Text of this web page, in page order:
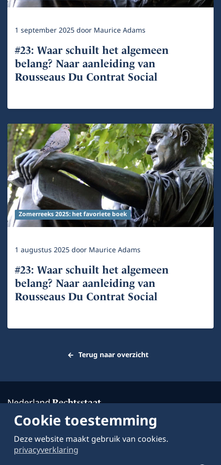
1 september 2025door Maurice Adams
#23: Waar schuilt het algemeen
belang? Naar aanleiding van
Rousseaus Du Contrat Social
Zomerreeks 2025: het favoriete boek
1 augustus 2025door Maurice Adams
#23: Waar schuilt het algemeen
belang? Naar aanleiding van
Rousseaus Du Contrat Social
Terug naar overzicht
Over deze website
Cookie toestemming
Deze website maakt gebruik van cookies.
privacyverklaring